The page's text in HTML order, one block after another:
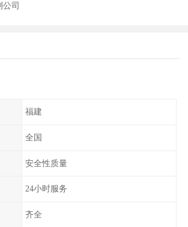
司
福建
全国
安全性质量
24小时服务
齐全